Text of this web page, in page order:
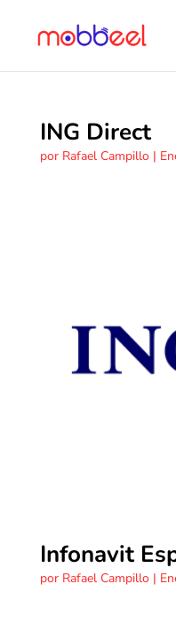
ING Direct
por Rafael Campillo|
Infonavit
por Rafael Campillo|